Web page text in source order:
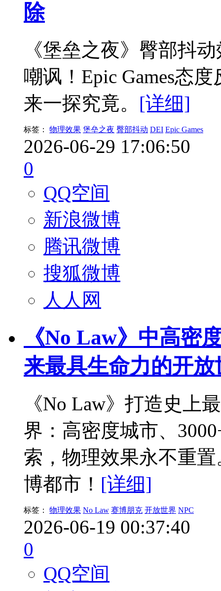
除
《堡垒之夜》臀部抖
嘲讽！Epic Games态
来一探究竟。 [详细]
标签： 物理效果 堡垒之夜 臀部抖动 DEI Epic Games
2026-06-29 17:06:50
0
QQ空间
新浪微博
腾讯微博
搜狐微博
人人网
《No Law》中高密
来最具生命力的开放
《No Law》打造史上
界：高密度城市、
索，物理效果永不重
博都市！ [详细]
标签： 物理效果 No Law 赛博朋克 开放世界 NPC
2026-06-19 00:37:40
0
QQ空间